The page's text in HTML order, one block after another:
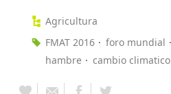
Agricultura
FMAT 2016
foro mundial
hambre
cambio climatico